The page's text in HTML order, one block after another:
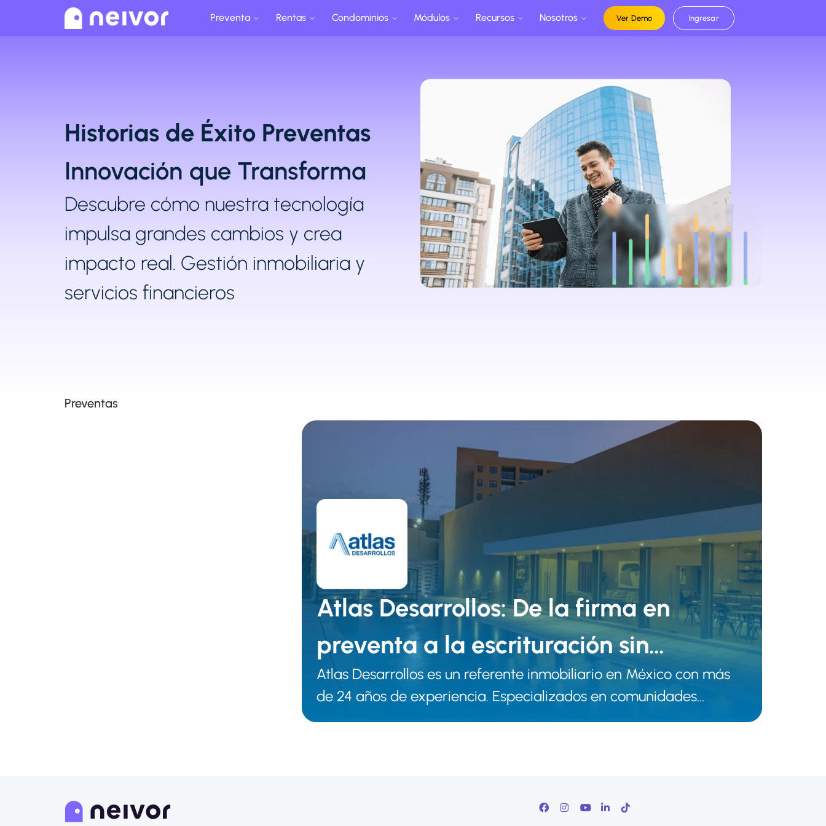
Preventa Rentas Condominios Módulos Recursos Nosotros Ver Demo Ingresar
Historias de Éxito Preventas
Innovación que Transforma
Descubre cómo nuestra tecnología
impulsa grandes cambios y crea
impacto real. Gestión inmobiliaria y
servicios financieros
Preventas
Atlas Desarrollos: De la firma en
preventa a la escrituración sin
fricciones.
Atlas Desarrollos es un referente inmobiliario en México con más
de 24 años de experiencia. Especializados en comunidades
residenciales de nivel medio y residencial, así como en proyectos